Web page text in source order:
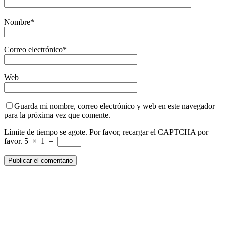
Nombre*
Correo electrónico*
Web
Guarda mi nombre, correo electrónico y web en este navegador
para la próxima vez que comente.
Límite de tiempo se agote. Por favor, recargar el CAPTCHA por
favor. 5 × 1 =